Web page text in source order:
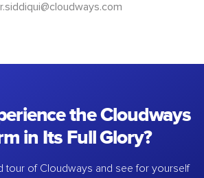
the Cloudways
in Its Full Glory?
tour of Cloudways and see for yourself